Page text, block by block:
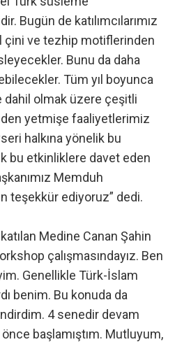
Bugün de katılımcılarımız
çini ve tezhip motiflerinden
Bunu da daha
Tüm yıl boyunca
dahil olmak üzere çeşitli
yetmişe faaliyetlerimiz
halkına yönelik bu
bu etkinliklere davet eden
Memduh
teşekkür ediyoruz” dedi.
Medine Canan Şahin
çalışmasındayız. Ben
Genellikle Türk-İslam
benim. Bu konuda da
4 senedir devam
başlamıştım. Mutluyum,